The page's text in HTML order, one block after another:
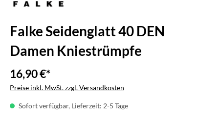
Falke Seidenglatt 40 DEN
Damen Kniestrümpfe
16,90 €*
Preise inkl. MwSt. zzgl. Versandkosten
Sofort verfügbar, Lieferzeit: 2-5 Tage